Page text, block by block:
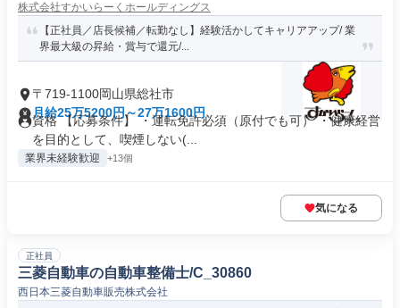
株式会社すかいらーくホールディングス
【正社員／店長候補／転勤なし】経験活かしてキャリアアップ/ 業
界最大級の昇給・賞与で還元/...
〒719-1100岡山県総社市
月給25万5200円～27万1600円
資格 【応募条件】 ・運転免許必須（原付でも可） ・健康経営
を目的として、喫煙しない(...
業界未経験歓迎 +13個
気になる
正社員
三菱自動車の自動車整備士/C_30860
西日本三菱自動車販売株式会社